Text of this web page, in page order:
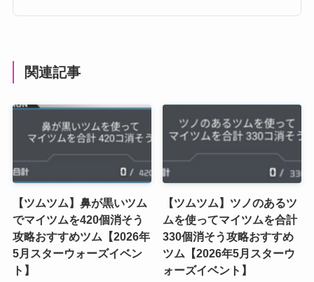
関連記事
【ツムツム】鼻が黒いツム
でマイツムを420個消そう
攻略おすすめツム【2026年
5月スターウォーズイベン
ト】
【ツムツム】ツノのあるツ
ムを使ってマイツムを合計
330個消そう攻略おすすめ
ツム【2026年5月スターウ
ォーズイベント】